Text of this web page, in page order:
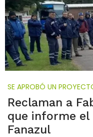
SE APROBÓ UN
Reclaman a
que informe
Fanazul